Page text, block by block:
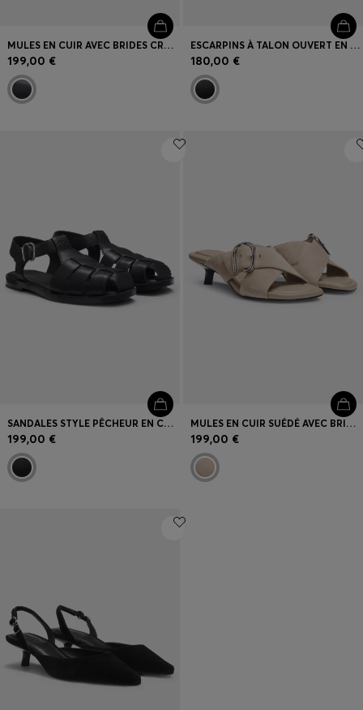
MULES EN CUIR AVEC BRIDES CROISÉES À BOUCLE
199,00 €
ESCARPINS À TALON OUVERT EN CUIR NAPPA AVEC NŒUD DÉCORATIF
180,00 €
SANDALES STYLE PÊCHEUR EN CUIR À LOGO REVISITÉ
199,00 €
MULES EN CUIR SUÉDÉ AVEC BRIDES CROISÉES À BOUCLE
199,00 €